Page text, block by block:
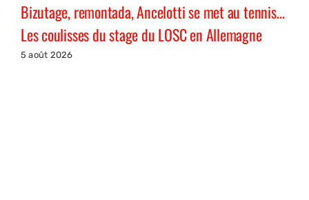
Bizutage, remontada, Ancelotti se met au tennis…
Les coulisses du stage du LOSC en Allemagne
5 août 2026